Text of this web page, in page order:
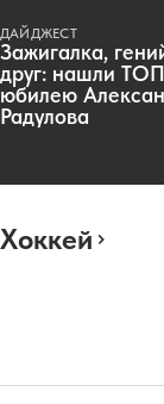
ДАЙДЖЕСТ
Зажигалка,
друг: нашли
юбилею
Радулова
Хоккей